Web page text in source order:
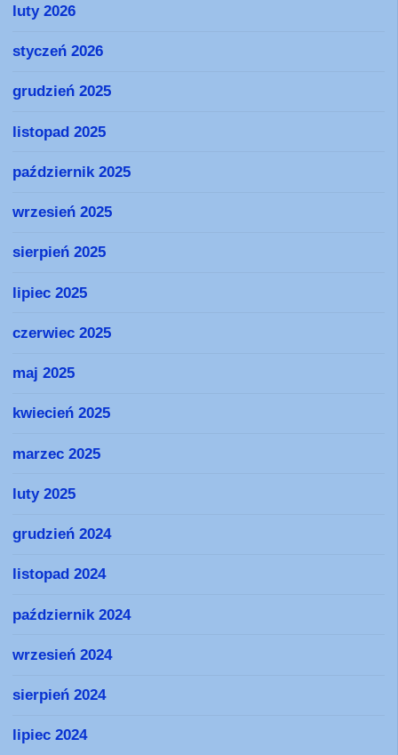
luty 2026
styczeń 2026
grudzień 2025
listopad 2025
październik 2025
wrzesień 2025
sierpień 2025
lipiec 2025
czerwiec 2025
maj 2025
kwiecień 2025
marzec 2025
luty 2025
grudzień 2024
listopad 2024
październik 2024
wrzesień 2024
sierpień 2024
lipiec 2024